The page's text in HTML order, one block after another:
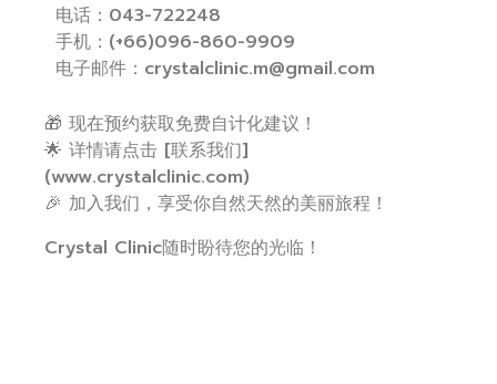
电话：043-722248
手机：(+66)096-860-9909
电子邮件： crystalclinic.m@gmail.com
🎁 现在预约获取免费自计化建议！
🌟 详情请点击 [联系我们]
(www.crystalclinic.com)
🎉 加入我们，享受你自然天然的美丽旅程！
Crystal Clinic随时盼待您的光临！